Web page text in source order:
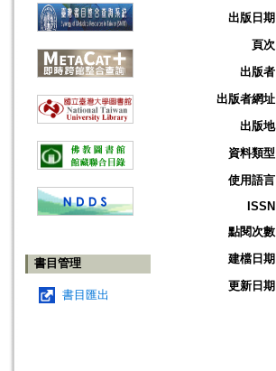
書目管理
書目匯出
出版日期
頁次
出版者
出版者網址
出版地
資料類型
使用語言
ISSN
點閱次數
建檔日期
更新日期